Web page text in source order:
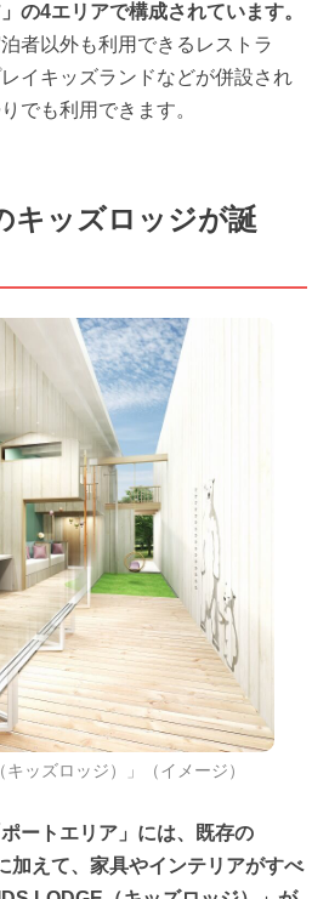
の4エリアで構成されています。
者以外も利用できるレストラ
イキッズランドなどが併設され
でも利用できます。
キッズロッジが誕
キッズロッジ）」（イメージ）
ートエリア」には、既存の
加えて、家具やインテリアがすべ